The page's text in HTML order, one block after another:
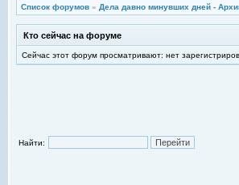
Список форумов » Дела давно минувших дней -
Кто сейчас на форуме
Сейчас этот форум просматривают: нет
Найти: